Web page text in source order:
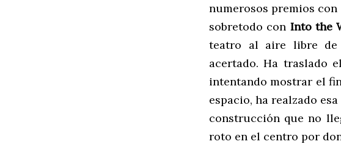
numerosos premios con
sobretodo con Into the
teatro al aire libre de
acertado. Ha traslado
intentando mostrar el
espacio, ha realzado
construcción que no
roto en el centro por